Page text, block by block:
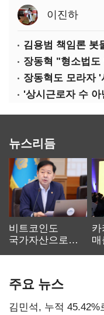
이진하
뉴스리듬
비트코인도
국가자산으로…'
카
매
주요 뉴스
김민석, 누적